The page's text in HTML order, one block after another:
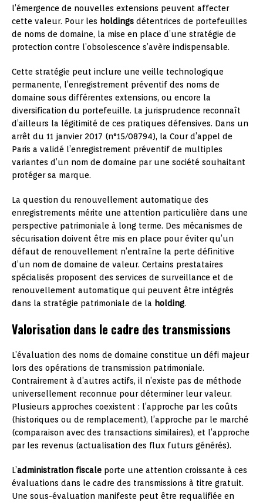
l’émergence de nouvelles extensions peuvent affecter
cette valeur. Pour les holdings détentrices de portefeuilles
de noms de domaine, la mise en place d’une stratégie de
protection contre l’obsolescence s’avère indispensable.
Cette stratégie peut inclure une veille technologique
permanente, l’enregistrement préventif des noms de
domaine sous différentes extensions, ou encore la
diversification du portefeuille. La jurisprudence reconnaît
d’ailleurs la légitimité de ces pratiques défensives. Dans un
arrêt du 11 janvier 2017 (n°15/08794), la Cour d’appel de
Paris a validé l’enregistrement préventif de multiples
variantes d’un nom de domaine par une société souhaitant
protéger sa marque.
La question du renouvellement automatique des
enregistrements mérite une attention particulière dans une
perspective patrimoniale à long terme. Des mécanismes de
sécurisation doivent être mis en place pour éviter qu’un
défaut de renouvellement n’entraîne la perte définitive
d’un nom de domaine de valeur. Certains prestataires
spécialisés proposent des services de surveillance et de
renouvellement automatique qui peuvent être intégrés
dans la stratégie patrimoniale de la holding.
Valorisation dans le cadre des transmissions
L’évaluation des noms de domaine constitue un défi majeur
lors des opérations de transmission patrimoniale.
Contrairement à d’autres actifs, il n’existe pas de méthode
universellement reconnue pour déterminer leur valeur.
Plusieurs approches coexistent : l’approche par les coûts
(historiques ou de remplacement), l’approche par le marché
(comparaison avec des transactions similaires), et l’approche
par les revenus (actualisation des flux futurs générés).
L’administration fiscale porte une attention croissante à ces
évaluations dans le cadre des transmissions à titre gratuit.
Une sous-évaluation manifeste peut être requalifiée en